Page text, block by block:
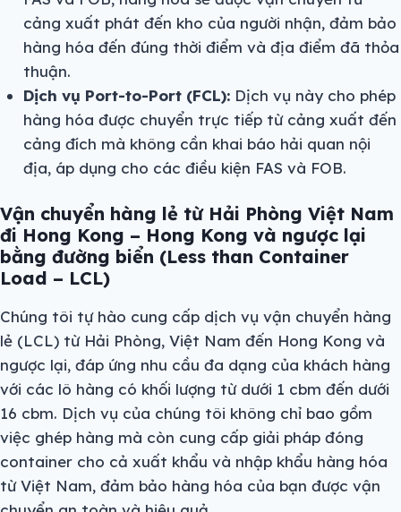
cảng xuất phát đến kho của người nhận, đảm bảo
hàng hóa đến đúng thời điểm và địa điểm đã thỏa
thuận.
Dịch vụ Port-to-Port (FCL):Dịch vụ này cho phép
hàng hóa được chuyển trực tiếp từ cảng xuất đến
cảng đích mà không cần khai báo hải quan nội
địa, áp dụng cho các điều kiện FAS và FOB.
Vận chuyển hàng lẻ từ Hải Phòng Việt Nam
đi Hong Kong – Hong Kong và ngược lại
bằng đường biển (Less than Container
Load – LCL)
Chúng tôi tự hào cung cấp dịch vụ vận chuyển hàng
lẻ (LCL) từ Hải Phòng, Việt Nam đến Hong Kong và
ngược lại, đáp ứng nhu cầu đa dạng của khách hàng
với các lô hàng có khối lượng từ dưới 1 cbm đến dưới
16 cbm. Dịch vụ của chúng tôi không chỉ bao gồm
việc ghép hàng mà còn cung cấp giải pháp đóng
container cho cả xuất khẩu và nhập khẩu hàng hóa
từ Việt Nam, đảm bảo hàng hóa của bạn được vận